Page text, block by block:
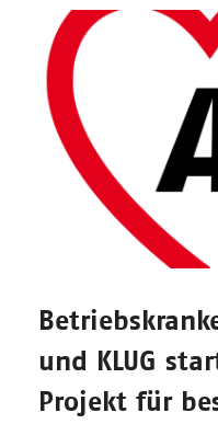
und KLUG
Projekt für